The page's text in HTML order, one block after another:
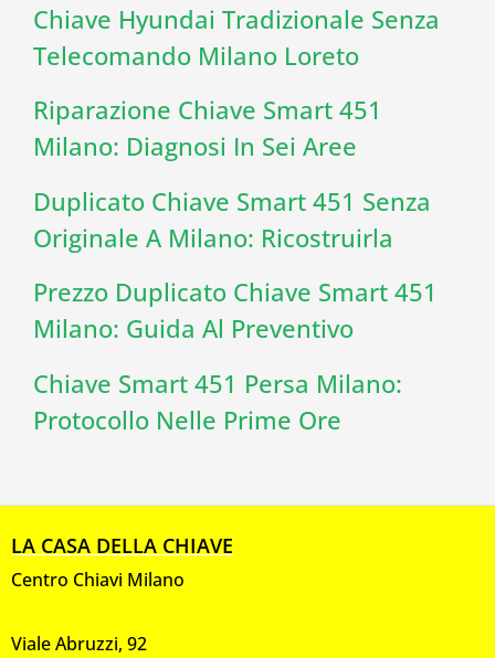
Chiave Hyundai Tradizionale Senza
Telecomando Milano Loreto
Riparazione Chiave Smart 451
Milano: Diagnosi In Sei Aree
Duplicato Chiave Smart 451 Senza
Originale A Milano: Ricostruirla
Prezzo Duplicato Chiave Smart 451
Milano: Guida Al Preventivo
Chiave Smart 451 Persa Milano:
Protocollo Nelle Prime Ore
LA CASA DELLA CHIAVE
Centro Chiavi Milano
Viale Abruzzi, 92